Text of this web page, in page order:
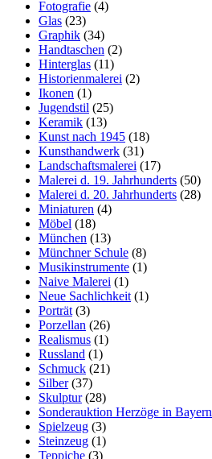
Fotografie (4)
Glas (23)
Graphik (34)
Handtaschen (2)
Hinterglas (11)
Historienmalerei (2)
Ikonen (1)
Jugendstil (25)
Keramik (13)
Kunst nach 1945 (18)
Kunsthandwerk (31)
Landschaftsmalerei (17)
Malerei d. 19. Jahrhunderts (50)
Malerei d. 20. Jahrhunderts (28)
Miniaturen (4)
Möbel (18)
München (13)
Münchner Schule (8)
Musikinstrumente (1)
Naive Malerei (1)
Neue Sachlichkeit (1)
Porträt (3)
Porzellan (26)
Realismus (1)
Russland (1)
Schmuck (21)
Silber(37)
Skulptur(28)
Sonderauktion Herzöge in Bayern
Spielzeug (3)
Steinzeug (1)
Teppiche (3)